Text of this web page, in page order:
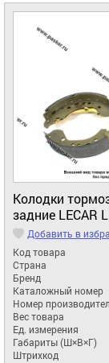
Колодки
задние LECAR
Добавить в
Код товара
Страна
Бренд
Каталожный номер
Номер
Вес товара
Ед. измерения
Габариты (Ш×В×Г)
Штрихкод